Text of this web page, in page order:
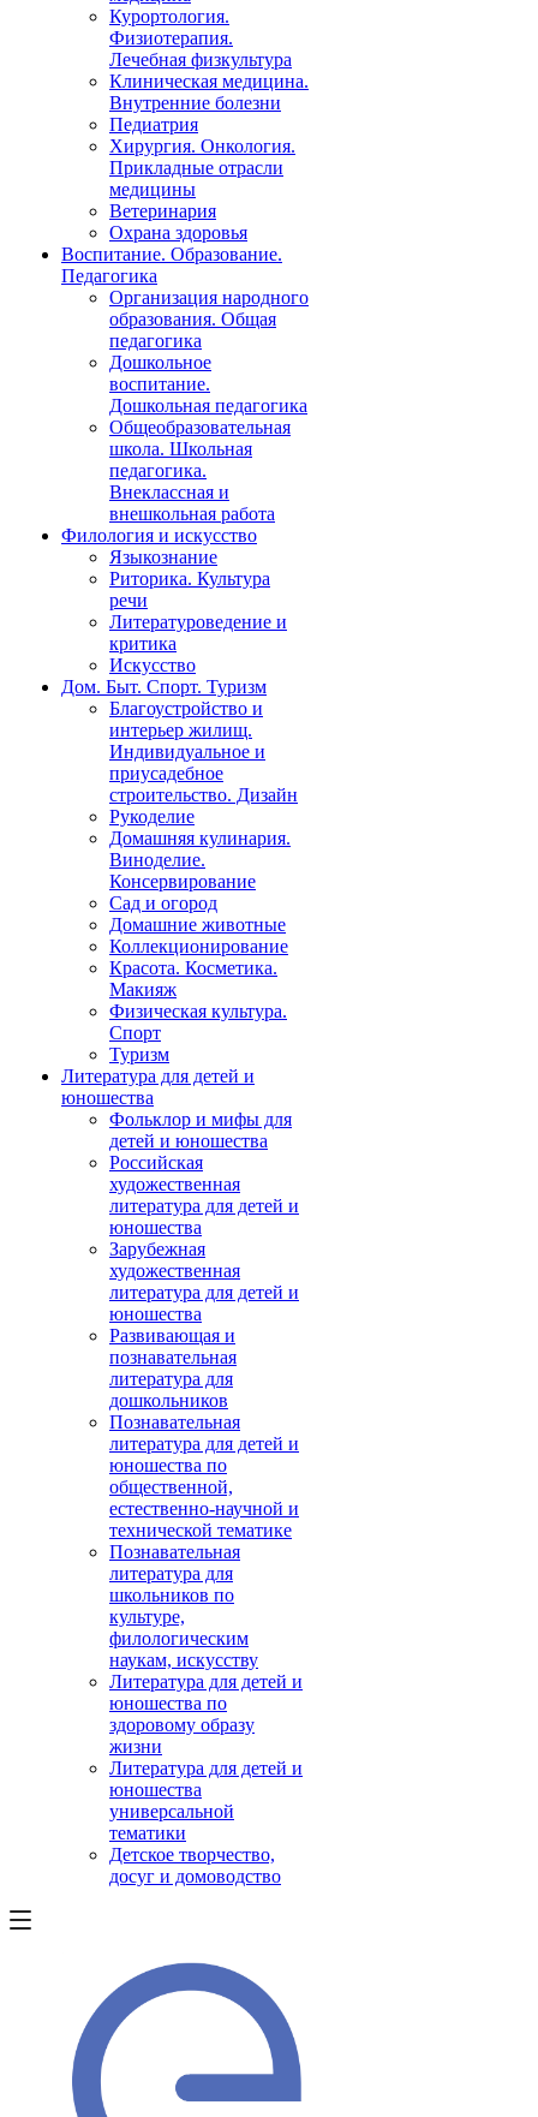
Курортология.
Физиотерапия.
Лечебная физкультура
Клиническая медицина.
Внутренние болезни
Педиатрия
Хирургия. Онкология.
Прикладные отрасли
медицины
Ветеринария
Охрана здоровья
Воспитание. Образование.
Педагогика
Организация народного
образования. Общая
педагогика
Дошкольное
воспитание.
Дошкольная педагогика
Общеобразовательная
школа. Школьная
педагогика.
Внеклассная и
внешкольная работа
Филология и искусство
Языкознание
Риторика. Культура
речи
Литературоведение и
критика
Искусство
Дом. Быт. Спорт. Туризм
Благоустройство и
интерьер жилищ.
Индивидуальное и
приусадебное
строительство. Дизайн
Рукоделие
Домашняя кулинария.
Виноделие.
Консервирование
Сад и огород
Домашние животные
Коллекционирование
Красота. Косметика.
Макияж
Физическая культура.
Спорт
Туризм
Литература для детей и
юношества
Фольклор и мифы для
детей и юношества
Российская
художественная
литература для детей и
юношества
Зарубежная
художественная
литература для детей и
юношества
Развивающая и
познавательная
литература для
дошкольников
Познавательная
литература для детей и
юношества по
общественной,
естественно-научной и
технической тематике
Познавательная
литература для
школьников по
культуре,
филологическим
наукам, искусству
Литература для детей и
юношества по
здоровому образу
жизни
Литература для детей и
юношества
универсальной
тематики
Детское творчество,
досуг и домоводство